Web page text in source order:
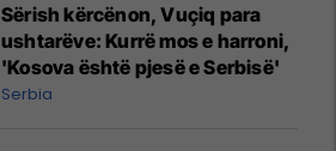
Sërish kërcënon, Vuçiq para
ushtarëve: Kurrë mos e harroni,
'Kosova është pjesë e Serbisë'
Serbia